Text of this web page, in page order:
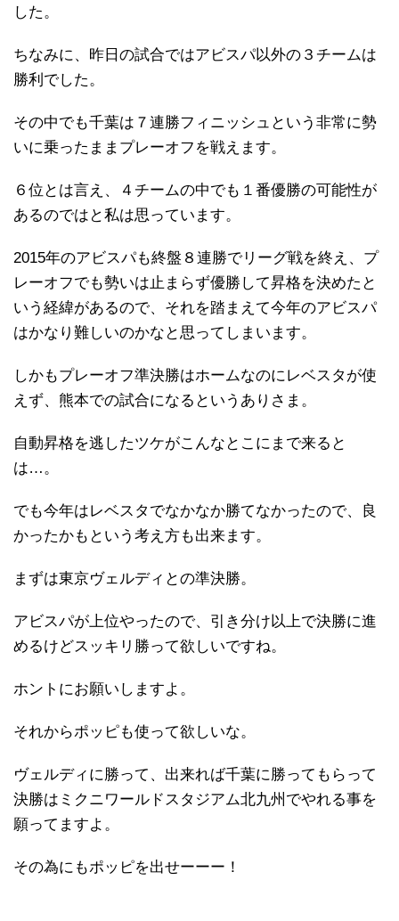
した。
ちなみに、昨日の試合ではアビスパ以外の３チームは
勝利でした。
その中でも千葉は７連勝フィニッシュという非常に勢
いに乗ったままプレーオフを戦えます。
６位とは言え、４チームの中でも１番優勝の可能性が
あるのではと私は思っています。
2015年のアビスパも終盤８連勝でリーグ戦を終え、プ
レーオフでも勢いは止まらず優勝して昇格を決めたと
いう経緯があるので、それを踏まえて今年のアビスパ
はかなり難しいのかなと思ってしまいます。
しかもプレーオフ準決勝はホームなのにレベスタが使
えず、熊本での試合になるというありさま。
自動昇格を逃したツケがこんなとこにまで来ると
は…。
でも今年はレベスタでなかなか勝てなかったので、良
かったかもという考え方も出来ます。
まずは東京ヴェルディとの準決勝。
アビスパが上位やったので、引き分け以上で決勝に進
めるけどスッキリ勝って欲しいですね。
ホントにお願いしますよ。
それからポッピも使って欲しいな。
ヴェルディに勝って、出来れば千葉に勝ってもらって
決勝はミクニワールドスタジアム北九州でやれる事を
願ってますよ。
その為にもポッピを出せーーー！